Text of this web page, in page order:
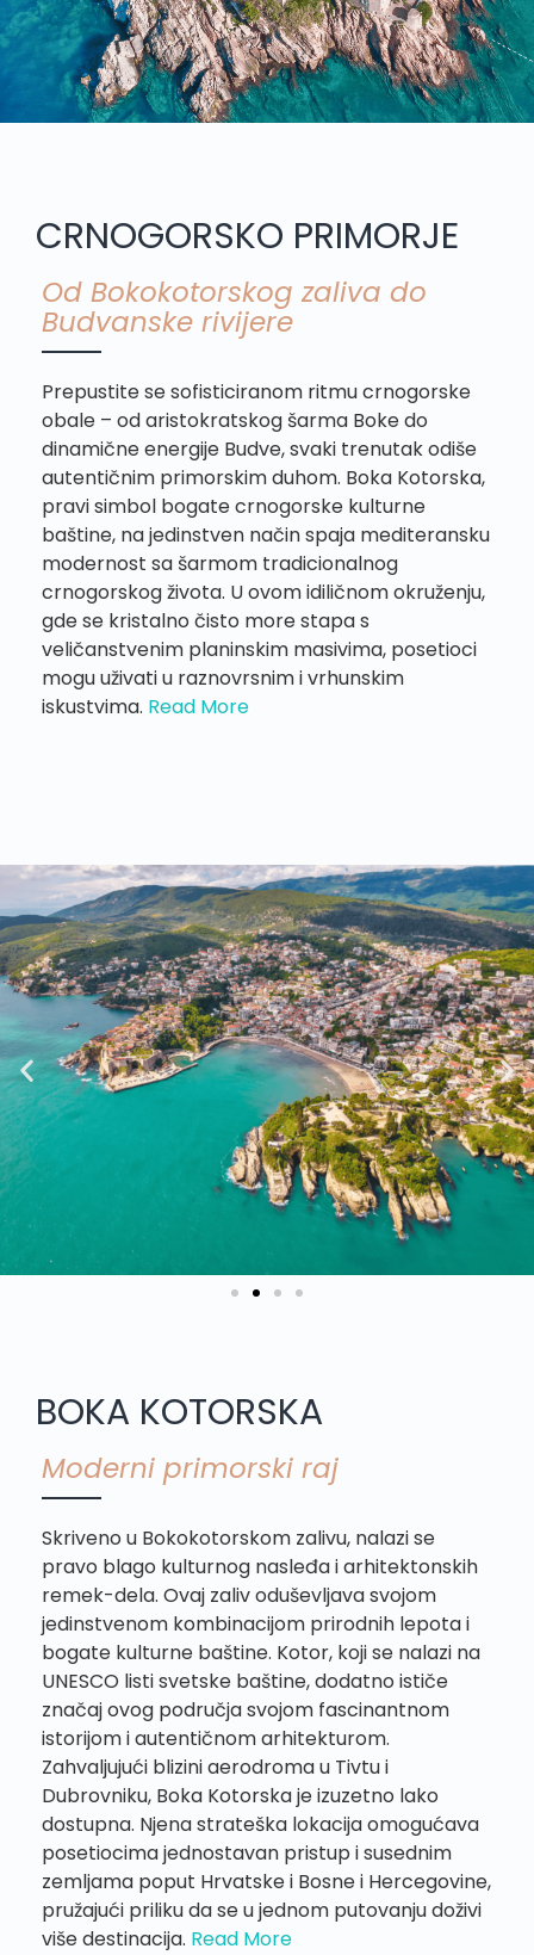
CRNOGORSKO PRIMORJE
Od Bokokotorskog zaliva do
Budvanske rivijere
Prepustite se sofisticiranom ritmu crnogorske
obale – od aristokratskog šarma Boke do
dinamične energije Budve, svaki trenutak odiše
autentičnim primorskim duhom. Boka Kotorska,
pravi simbol bogate crnogorske kulturne
baštine, na jedinstven način spaja mediteransku
modernost sa šarmom tradicionalnog
crnogorskog života. U ovom idiličnom okruženju,
gde se kristalno čisto more stapa s
veličanstvenim planinskim masivima, posetioci
mogu uživati u raznovrsnim i vrhunskim
iskustvima. Read More
BOKA KOTORSKA
Moderni primorski raj
Skriveno u Bokokotorskom zalivu, nalazi se
pravo blago kulturnog nasleđa i arhitektonskih
remek-dela. Ovaj zaliv oduševljava svojom
jedinstvenom kombinacijom prirodnih lepota i
bogate kulturne baštine. Kotor, koji se nalazi na
UNESCO listi svetske baštine, dodatno ističe
značaj ovog područja svojom fascinantnom
istorijom i autentičnom arhitekturom.
Zahvaljujući blizini aerodroma u Tivtu i
Dubrovniku, Boka Kotorska je izuzetno lako
dostupna. Njena strateška lokacija omogućava
posetiocima jednostavan pristup i susednim
zemljama poput Hrvatske i Bosne i Hercegovine,
pružajući priliku da se u jednom putovanju doživi
više destinacija. Read More